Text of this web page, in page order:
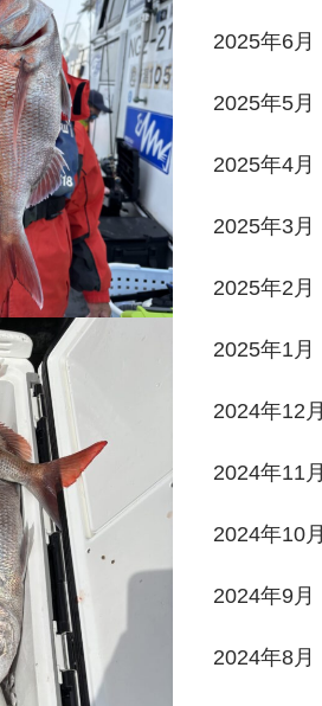
2025年6月
2025年5月
2025年4月
2025年3月
2025年2月
2025年1月
2024年12月
2024年11月
2024年10月
2024年9月
2024年8月